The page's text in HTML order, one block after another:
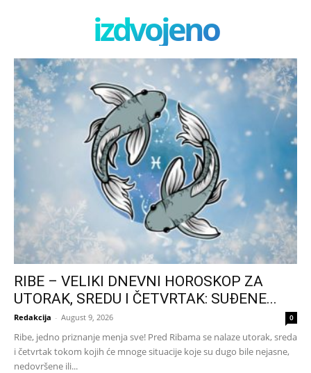
izdvojeno
RIBE – VELIKI DNEVNI HOROSKOP ZA
UTORAK, SREDU I ČETVRTAK: SUĐENE...
Redakcija - August 9, 2026 0
Ribe, jedno priznanje menja sve! Pred Ribama se nalaze utorak, sreda
i četvrtak tokom kojih će mnoge situacije koje su dugo bile nejasne,
nedovršene ili...